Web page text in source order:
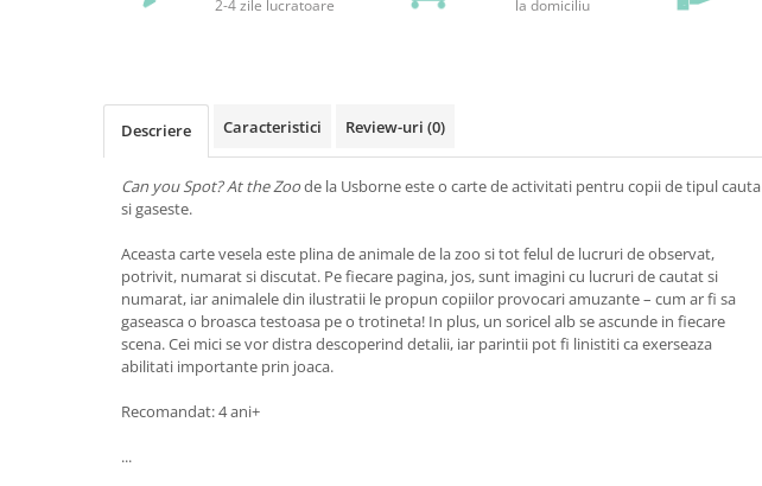
2-4 zile lucratoare
la domiciliu
Descriere Caracteristici Review-uri (0)
Can you Spot? At the Zoode la Usborne este o carte de activitati pentru copii de tipul cauta
si gaseste.
Aceasta carte vesela este plina de animale de la zoo si tot felul de lucruri de observat,
potrivit, numarat si discutat. Pe fiecare pagina, jos, sunt imagini cu lucruri de cautat si
numarat, iar animalele din ilustratii le propun copiilor provocari amuzante – cum ar fi sa
gaseasca o broasca testoasa pe o trotineta! In plus, un soricel alb se ascunde in fiecare
scena. Cei mici se vor distra descoperind detalii, iar parintii pot fi linistiti ca exerseaza
abilitati importante prin joaca.
Recomandat: 4 ani+
...